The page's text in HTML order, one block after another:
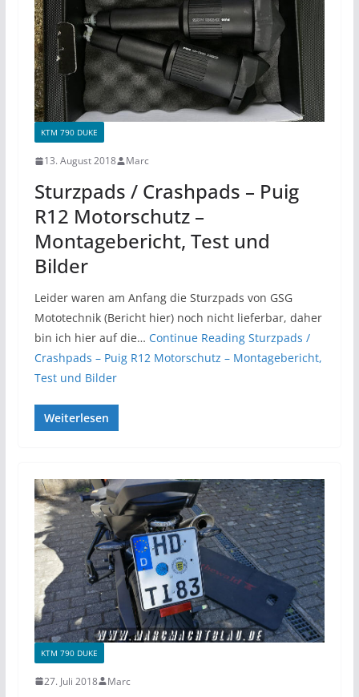
KTM 790 DUKE
13. August 2018 Marc
Sturzpads / Crashpads – Puig
R12 Motorschutz –
Montagebericht, Test und
Bilder
Leider waren am Anfang die Sturzpads von GSG
Mototechnik (Bericht hier) noch nicht lieferbar, daher
bin ich hier auf die… Continue ReadingSturzpads /
Crashpads – Puig R12 Motorschutz – Montagebericht,
Test und Bilder
Weiterlesen
KTM 790 DUKE
27. Juli 2018 Marc